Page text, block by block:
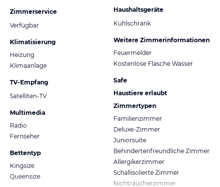
Zimmerservice
Verfügbar
Klimatisierung
Heizung
Klimaanlage
TV-Empfang
Satelliten-TV
Multimedia
Radio
Fernseher
Bettentyp
Kingsize
Queensize
Haushaltsgeräte
Kühlschrank
Weitere Zimmerinformationen
Feuermelder
Kostenlose Flasche Wasser
Safe
Haustiere erlaubt
Zimmertypen
Familienzimmer
Deluxe-Zimmer
Juniorsuite
Behindertenfreundliche Zimmer
Allergikerzimmer
Schallisolierte Zimmer
Nichtraucherzimmer